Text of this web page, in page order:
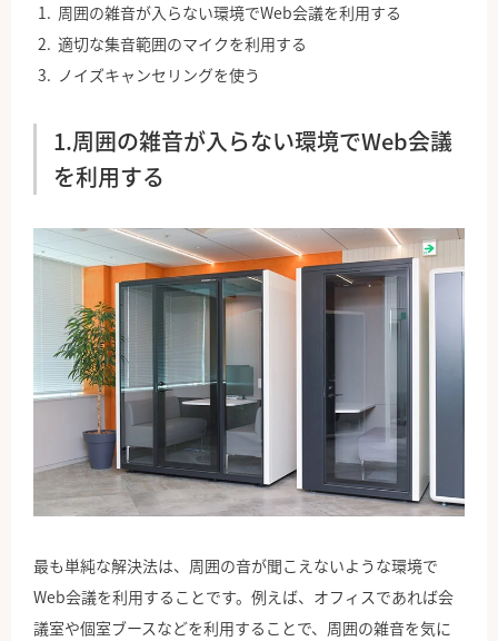
周囲の雑音が入らない環境でWeb会議を利用する
適切な集音範囲のマイクを利用する
ノイズキャンセリングを使う
1.周囲の雑音が入らない環境でWeb会議
を利用する
最も単純な解決法は、周囲の音が聞こえないような環境で
Web会議を利用することです。例えば、オフィスであれば会
議室や個室ブースなどを利用することで、周囲の雑音を気に